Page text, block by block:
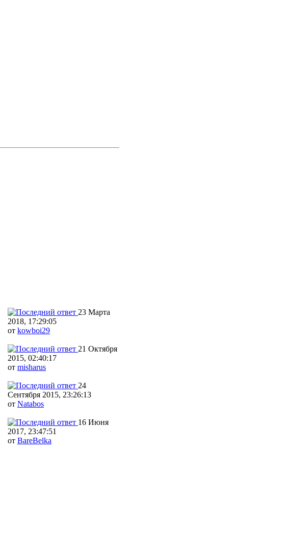
23 Марта
2018, 17:29:05
от kowboi29
21 Октября
2015, 02:40:17
от misharus
24
Сентября 2015, 23:26:13
от Natabos
16 Июня
2017, 23:47:51
от BareBelka